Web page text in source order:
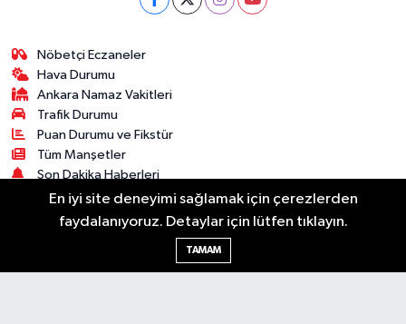
Nöbetçi Eczaneler
Hava Durumu
Ankara Namaz Vakitleri
Trafik Durumu
Puan Durumu ve Fikstür
Tüm Manşetler
Son Dakika Haberleri
Haber Arşivi
Künye
Bilim & Teknoloji
En iyi site deneyimi sağlamak için çerezlerden
faydalanıyoruz. Detaylar için lütfen tıklayın.
TAMAM